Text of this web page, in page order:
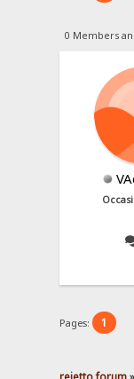
0 Members
Pages: 1
rejetto forum»